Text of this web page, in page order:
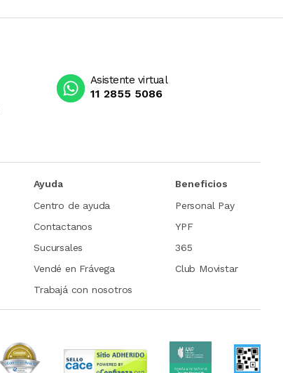
Asistente virtual
11 2855 5086
Ayuda
Centro de ayuda
Contactanos
Sucursales
Vendé en Frávega
Trabajá con nosotros
Beneficios
Personal Pay
YPF
365
Club Movistar